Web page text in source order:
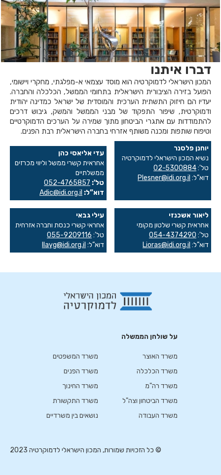
דברו איתנו
המכון הישראלי לדמוקרטיה הוא מוסד עצמאי א-מפלגתי, מחקרי ויישומי,
הפועל בזירה הציבורית הישראלית בתחומי הממשל, הכלכלה והחברה.
יעדיו הם חיזוק התשתית הערכית והמוסדית של ישראל כמדינה יהודית
ודמוקרטית, שיפור התפקוד של מבני הממשל והמשק, גיבוש דרכים
להתמודדות עם אתגרי הביטחון מתוך שמירה על הערכים הדמוקרטיים
וטיפוח שותפות ומכנה משותף אזרחי בחברה הישראלית רבת הפנים.
יוחנן פלסנר
נשיא המכון הישראלי לדמוקרטיה
טל':02-5300884
דוא”ל:Plesner@idi.org.il
עדי אליאסי כהן
אחראית קשרי ממשל וליווי מכרזים
ממשלתיים
טל':052-4765857
דוא”ל:Adic@idi.org.il
ליאור אשכנזי
אחראית קשרי שלטון מקומי
טל':054-4374290
דוא”ל:Lioras@idi.org.il
עילי גבאי
אחראי קשרי כנסת וחברה אזרחית
טל':055-9209116
דוא”ל:Ilayg@idi.org.il
על שולחן הממשלה
משרד האוצר
משרד הכלכלה
משרד רה"מ
משרד הביטחון וצה"ל
משרד העבודה
משרד המשפטים
משרד הפנים
משרד החינוך
משרד התקשורת
נושאים בין משרדיים
© כל הזכויות שמורות, המכון הישראלי לדמוקרטיה 2023